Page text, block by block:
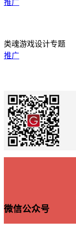
推广
类魂游戏设计专题
推广
微信公众号